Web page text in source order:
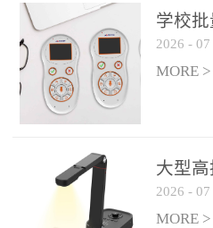
点讲解互动，还是课后即
时反馈，QVote 都能灵活
适配不同教学环节需求，
让教师专注于教学内容本
身，而非技术操作。多元
热情QVote 提供了丰富的
互动功能矩阵，满足不同
学科、不同教学目标的互
学校
何选厂
2026 - 07
MORE >
大型
实际应
2026 - 07
MORE >